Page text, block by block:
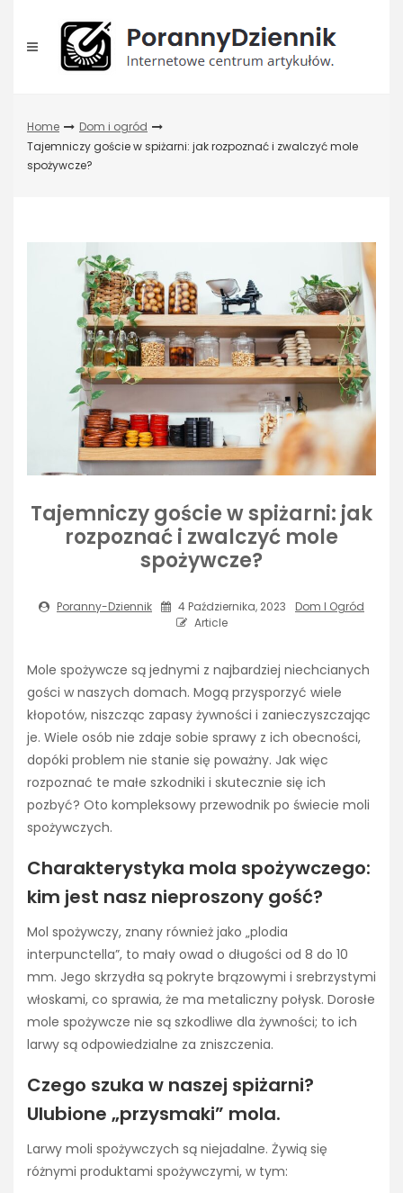
content
Home
Dom i ogród
Tajemniczy goście w spiżarni: jak rozpoznać i zwalczyć mole
spożywcze?
Tajemniczy goście w spiżarni: jak
rozpoznać i zwalczyć mole
spożywcze?
Poranny-Dziennik 4 Października, 2023
Dom I Ogród
Article
Mole spożywcze są jednymi z najbardziej niechcianych
gości w naszych domach. Mogą przysporzyć wiele
kłopotów, niszcząc zapasy żywności i zanieczyszczając
je. Wiele osób nie zdaje sobie sprawy z ich obecności,
dopóki problem nie stanie się poważny. Jak więc
rozpoznać te małe szkodniki i skutecznie się ich
pozbyć? Oto kompleksowy przewodnik po świecie moli
spożywczych.
Charakterystyka mola spożywczego:
kim jest nasz nieproszony gość?
Mol spożywczy, znany również jako „plodia
interpunctella”, to mały owad o długości od 8 do 10
mm. Jego skrzydła są pokryte brązowymi i srebrzystymi
włoskami, co sprawia, że ma metaliczny połysk. Dorosłe
mole spożywcze nie są szkodliwe dla żywności; to ich
larwy są odpowiedzialne za zniszczenia.
Czego szuka w naszej spiżarni?
Ulubione „przysmaki” mola.
Larwy moli spożywczych są niejadalne. Żywią się
różnymi produktami spożywczymi, w tym: